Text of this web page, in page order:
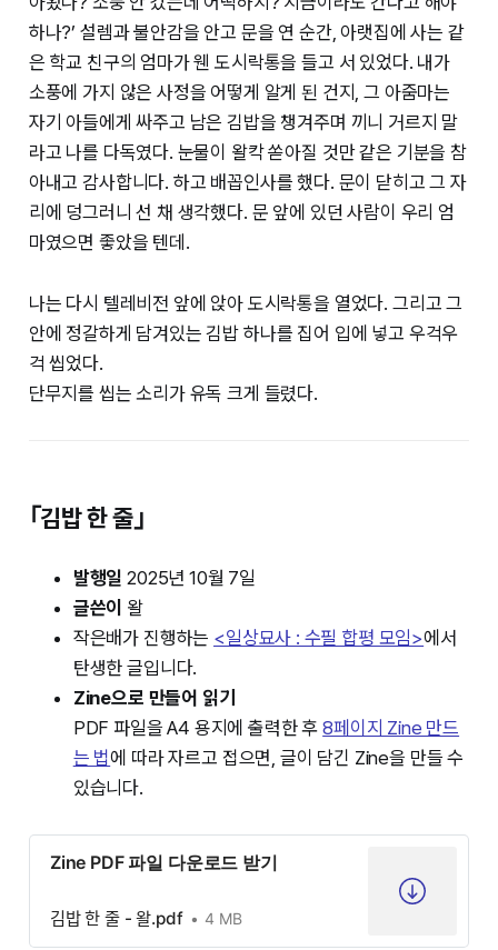
하나?’ 설렘과 불안감을 안고 문을 연 순간, 아랫집에 사는 같
은 학교 친구의 엄마가 웬 도시락통을 들고 서 있었다. 내가
소풍에 가지 않은 사정을 어떻게 알게 된 건지, 그 아줌마는
자기 아들에게 싸주고 남은 김밥을 챙겨주며 끼니 거르지 말
라고 나를 다독였다. 눈물이 왈칵 쏟아질 것만 같은 기분을 참
아내고 감사합니다. 하고 배꼽인사를 했다. 문이 닫히고 그 자
리에 덩그러니 선 채 생각했다. 문 앞에 있던 사람이 우리 엄
마였으면 좋았을 텐데.
나는 다시 텔레비전 앞에 앉아 도시락통을 열었다. 그리고 그
안에 정갈하게 담겨있는 김밥 하나를 집어 입에 넣고 우걱우
걱 씹었다.
단무지를 씹는 소리가 유독 크게 들렸다.
｢김밥 한 줄｣
발행일2025년 10월 7일
글쓴이 왈
작은배가 진행하는 <일상묘사 : 수필 합평 모임>에서
탄생한 글입니다.
Zine으로 만들어 읽기
PDF 파일을 A4 용지에 출력한 후8페이지 Zine 만드
는 법에 따라 자르고 접으면, 글이 담긴 Zine을 만들 수
있습니다.
Zine PDF 파일 다운로드 받기
김밥 한 줄 - 왈.pdf 4 MB